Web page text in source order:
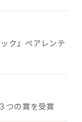
ク』ペアレンテ
つの賞を受賞